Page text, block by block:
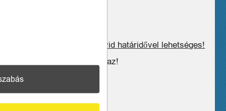
Postázás, kiszállítás rövid határidővel lehetséges!
Az ár 27% ÁFA-t tartalmaz!
Német kiosztású!